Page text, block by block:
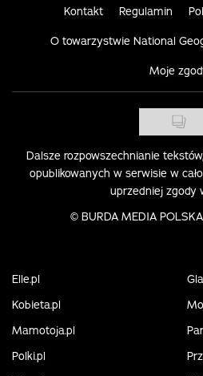
Kontakt Regulamin
O towarzystwie National
Moje
Dalsze rozpowszechnianie
opublikowanych w serwisie w
uprzedniej zgody
© BURDA MEDIA
Elle.pl
Kobieta.pl
Mamotoja.pl
Polki.pl